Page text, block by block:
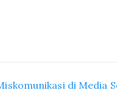
di Media